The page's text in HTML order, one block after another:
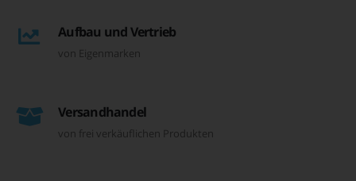
Aufbau und Vertrieb
von Eigenmarken
Versandhandel
von frei verkäuflichen Produkten